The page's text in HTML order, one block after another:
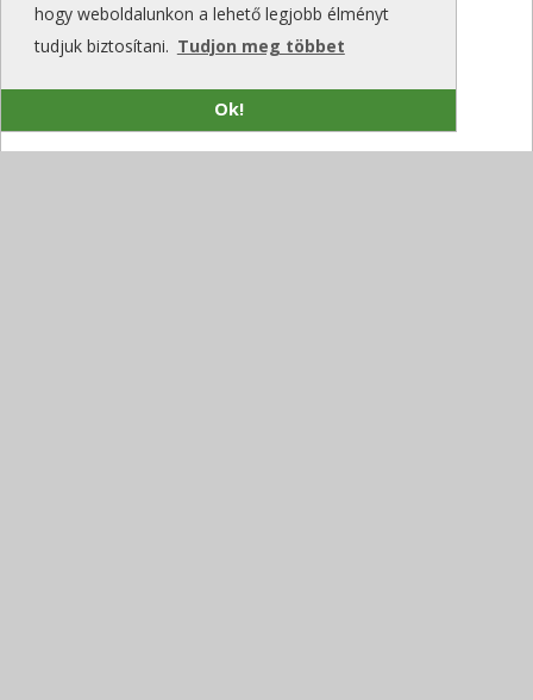
hogy weboldalunkon a lehető legjobb élményt
tudjuk biztosítani. Tudjon meg többet
Ok!